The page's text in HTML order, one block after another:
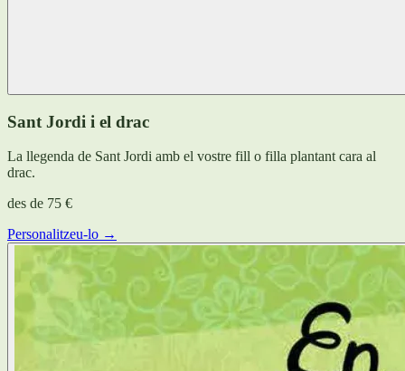
Sant Jordi i el drac
La llegenda de Sant Jordi amb el vostre fill o filla plantant cara al
drac.
des de 75 €
Personalitzeu-lo →